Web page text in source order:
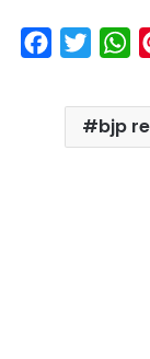
i
t
W
a
t
bjp